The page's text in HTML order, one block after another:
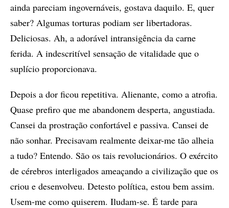
ainda pareciam ingovernáveis, gostava daquilo. E, quer
saber? Algumas torturas podiam ser libertadoras.
Deliciosas. Ah, a adorável intransigência da carne
ferida. A indescritível sensação de vitalidade que o
suplício proporcionava.
Depois a dor ficou repetitiva. Alienante, como a atrofia.
Quase prefiro que me abandonem desperta, angustiada.
Cansei da prostração confortável e passiva. Cansei de
não sonhar. Precisavam realmente deixar-me tão alheia
a tudo? Entendo. São os tais revolucionários. O exército
de cérebros interligados ameaçando a civilização que os
criou e desenvolveu. Detesto política, estou bem assim.
Usem-me como quiserem. Iludam-se. É tarde para